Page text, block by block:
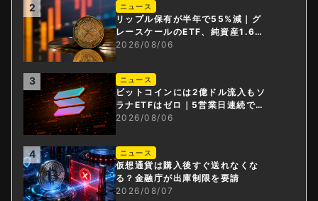
2 ニュース
リップル保有が半年で55%減｜グ
レースケールのETF、純資産1.6億
ドル減
2026/08/06
3 ニュース
ビットコインには2億ドル流入もソ
ラナETFはゼロ｜5営業日連続で停
止
2026/08/06
4 ニュース
仮想通貨は購入後すぐ送れなくな
る？金融庁が出庫制限を要請
2026/08/07